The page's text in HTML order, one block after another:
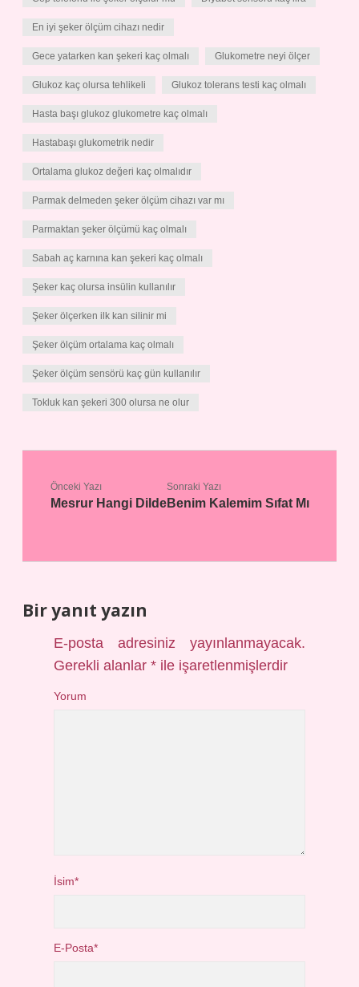
En iyi şeker ölçüm cihazı nedir
Gece yatarken kan şekeri kaç olmalı Glukometre neyi ölçer
Glukoz kaç olursa tehlikeli Glukoz tolerans testi kaç olmalı
Hasta başı glukoz glukometre kaç olmalı
Hastabaşı glukometrik nedir
Ortalama glukoz değeri kaç olmalıdır
Parmak delmeden şeker ölçüm cihazı var mı
Parmaktan şeker ölçümü kaç olmalı
Sabah aç karnına kan şekeri kaç olmalı
Şeker kaç olursa insülin kullanılır
Şeker ölçerken ilk kan silinir mi
Şeker ölçüm ortalama kaç olmalı
Şeker ölçüm sensörü kaç gün kullanılır
Tokluk kan şekeri 300 olursa ne olur
Önceki Yazı
Mesrur Hangi Dilde
Sonraki Yazı
Benim Kalemim Sıfat Mı
Bir yanıt yazın
E-posta adresiniz yayınlanmayacak.
Gerekli alanlar* ile işaretlenmişlerdir
Yorum
İsim*
E-Posta*